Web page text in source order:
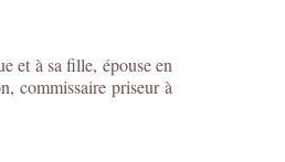
et à sa fille, épouse en
commissaire priseur à